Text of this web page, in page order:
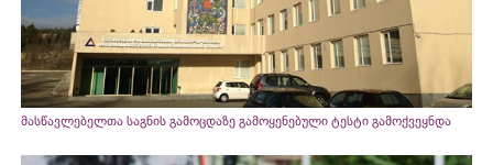
მასწავლებელთა საგნის გამოცდაზე გამოყენებული ტესტი გამოქვეყნდა